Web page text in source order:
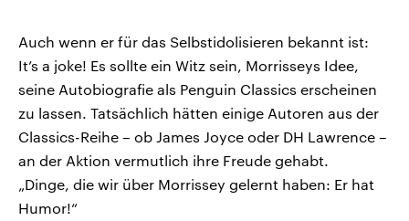
und Kandidaten der anstehenden
Wahl.
Audio-Archiv
Auch wenn er für das Selbstidolisieren bekannt ist:
It’s a joke! Es sollte ein Witz sein, Morrisseys Idee,
seine Autobiografie als Penguin Classics erscheinen
zu lassen. Tatsächlich hätten einige Autoren aus der
Classics-Reihe – ob James Joyce oder DH Lawrence –
an der Aktion vermutlich ihre Freude gehabt.
„Dinge, die wir über Morrissey gelernt haben: Er hat
Humor!“